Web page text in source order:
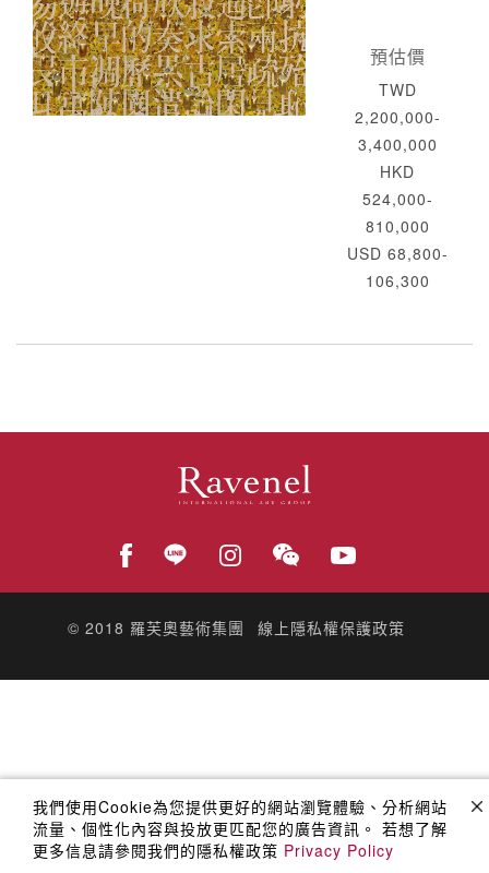
預估價
TWD
2,200,000-
3,400,000
HKD
524,000-
810,000
USD 68,800-
106,300
© 2018 羅芙奧藝術集團 線上隱私權保護政策
我們使用Cookie為您提供更好的網站瀏覽體驗、分析網站
流量、個性化內容與投放更匹配您的廣告資訊。 若想了解
更多信息請參閱我們的隱私權政策 Privacy Policy